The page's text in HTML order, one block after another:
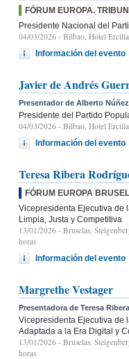
FÓRUM EUROPA.
Presidente Nacional del
04/03/2026 - Bilbao, Hotel
Información del evento
Javier de Andrés
Presentador de Alberto
Presidente del Partido
04/03/2026 - Bilbao, Hotel
Información del evento
Teresa Ribera
FÓRUM EUROPA
Vicepresidenta Ejecutiva de
Limpia, Justa y Competitiva
13/01/2026 - Bruselas,
horas
Información del evento
Margrethe Vestager
Presentadora de Teresa
Vicepresidenta Ejecutiva de
Adaptada a la Era Digital y
13/01/2026 - Bruselas,
horas